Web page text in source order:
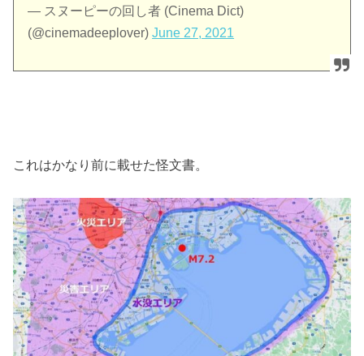
— スヌーピーの回し者 (Cinema Dict)
(@cinemadeeplover)June 27, 2021
これはかなり前に載せた怪文書。